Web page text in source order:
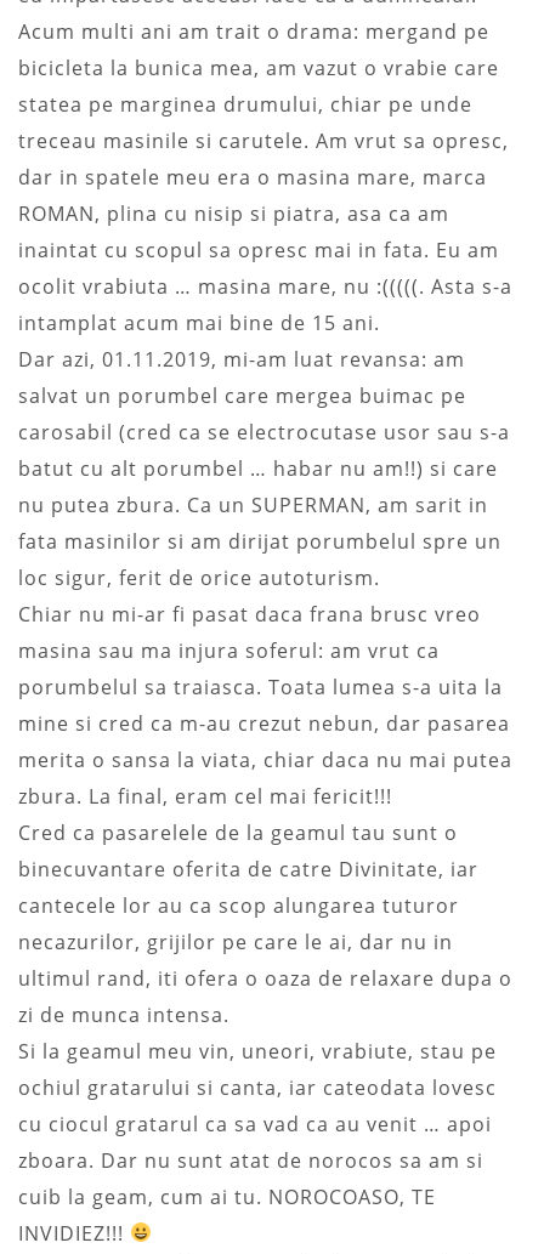
Acum multi ani am trait o drama: mergand pe
bicicleta la bunica mea, am vazut o vrabie care
statea pe marginea drumului, chiar pe unde
treceau masinile si carutele. Am vrut sa opresc,
dar in spatele meu era o masina mare, marca
ROMAN, plina cu nisip si piatra, asa ca am
inaintat cu scopul sa opresc mai in fata. Eu am
ocolit vrabiuta … masina mare, nu :(((((. Asta s-a
intamplat acum mai bine de 15 ani.
Dar azi, 01.11.2019, mi-am luat revansa: am
salvat un porumbel care mergea buimac pe
carosabil (cred ca se electrocutase usor sau s-a
batut cu alt porumbel … habar nu am!!) si care
nu putea zbura. Ca un SUPERMAN, am sarit in
fata masinilor si am dirijat porumbelul spre un
loc sigur, ferit de orice autoturism.
Chiar nu mi-ar fi pasat daca frana brusc vreo
masina sau ma injura soferul: am vrut ca
porumbelul sa traiasca. Toata lumea s-a uita la
mine si cred ca m-au crezut nebun, dar pasarea
merita o sansa la viata, chiar daca nu mai putea
zbura. La final, eram cel mai fericit!!!
Cred ca pasarelele de la geamul tau sunt o
binecuvantare oferita de catre Divinitate, iar
cantecele lor au ca scop alungarea tuturor
necazurilor, grijilor pe care le ai, dar nu in
ultimul rand, iti ofera o oaza de relaxare dupa o
zi de munca intensa.
Si la geamul meu vin, uneori, vrabiute, stau pe
ochiul gratarului si canta, iar cateodata lovesc
cu ciocul gratarul ca sa vad ca au venit … apoi
zboara. Dar nu sunt atat de norocos sa am si
cuib la geam, cum ai tu. NOROCOASO, TE
INVIDIEZ!!!